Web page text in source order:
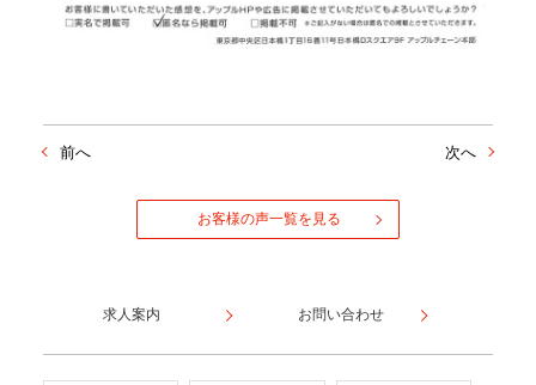
前へ 次へ
お客様の声一覧を見る
求人案内 お問い合わせ